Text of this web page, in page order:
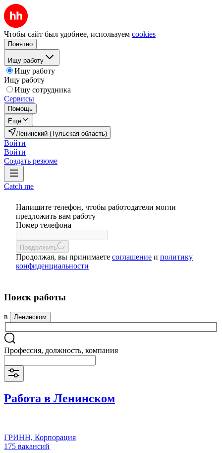
Чтобы сайт был удобнее, используем cookies
Понятно
Ищу работу
Ищу работу
Ищу работу
Ищу сотрудника
Сервисы
Помощь
Ещё
Ленинский (Тульская область)
Войти
Войти
Создать резюме
Catch me
Напишите телефон, чтобы работодатели могли
предложить вам работу
Номер телефона
Продолжить
Продолжая, вы принимаете соглашение и политику
конфиденциальности
Поиск работы
в Ленинском
Профессия, должность, компания
Работа в Ленинском
ГРИНН, Корпорация
175 вакансий